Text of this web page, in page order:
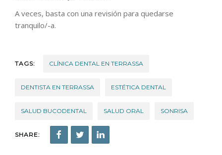
A veces, basta con una revisión para quedarse
tranquilo/-a.
TAGS: CLÍNICA DENTAL EN TERRASSA
DENTISTA EN TERRASSA ESTÉTICA DENTAL
SALUD BUCODENTAL SALUD ORAL SONRISA
SHARE: